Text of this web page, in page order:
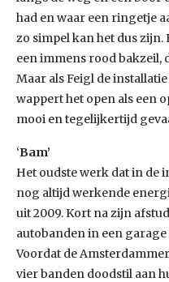
had en waar een ringetje
zo simpel kan het dus zijn.
een immens rood bakzeil,
Maar als Feigl de
wappert het open als een
mooi en tegelijkertijd
‘Bam’
Het oudste werk dat in de
nog altijd werkende
uit 2009. Kort na zijn
autobanden in een
Voordat de
vier banden doodstil aan